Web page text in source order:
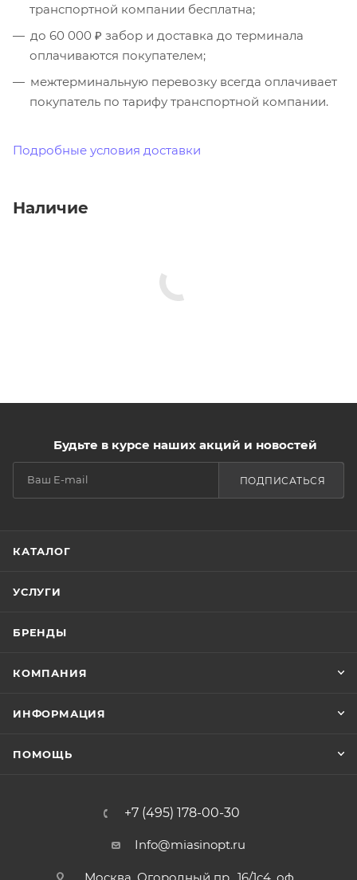
транспортной компании бесплатна;
до 60 000 ₽ забор и доставка до терминала
оплачиваются покупателем;
межтерминальную перевозку всегда оплачивает
покупатель по тарифу транспортной компании.
Подробные условия доставки
Наличие
Будьте в курсе наших акций и новостей
ПОДПИСАТЬСЯ
КАТАЛОГ
УСЛУГИ
БРЕНДЫ
КОМПАНИЯ
ИНФОРМАЦИЯ
ПОМОЩЬ
+7 (495) 178-00-30
Info@miasinopt.ru